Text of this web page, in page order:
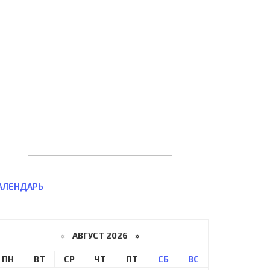
« АВГУСТ 2026 »
ПН ВТ СР ЧТ ПТ СБ ВС